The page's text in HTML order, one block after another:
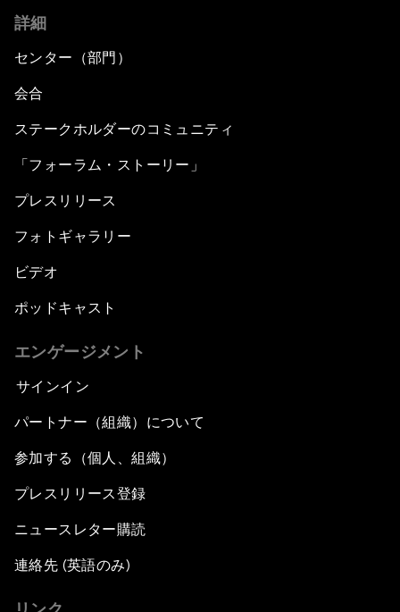
詳細
センター（部門）
会合
ステークホルダーのコミュニティ
「フォーラム・ストーリー」
プレスリリース
フォトギャラリー
ビデオ
ポッドキャスト
エンゲージメント
サインイン
パートナー（組織）について
参加する（個人、組織）
プレスリリース登録
ニュースレター購読
連絡先 (英語のみ)